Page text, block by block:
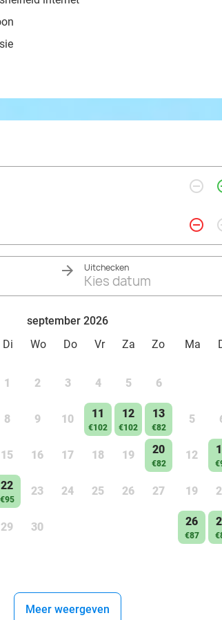
remove_circle_outline
remove_circle_outline
Uitchecken
Kies datum
september 2026
Di Wo Do Vr Za Zo
1 2 3 4 5 6
8 9 10 11
€102
12
€102
13
€82
15 16 17 18 19 20
€82
22
€95
23 24 25 26 27
29 30
Ma
5
12
19
26
€87
Meer weergeven